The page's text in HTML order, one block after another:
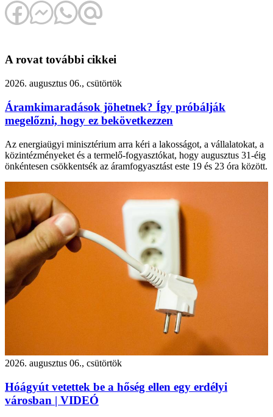
A rovat további cikkei
2026. augusztus 06., csütörtök
Áramkimaradások jöhetnek? Így próbálják
megelőzni, hogy ez bekövetkezzen
Az energiaügyi minisztérium arra kéri a lakosságot, a vállalatokat, a
közintézményeket és a termelő-fogyasztókat, hogy augusztus 31-éig
önkéntesen csökkentsék az áramfogyasztást este 19 és 23 óra között.
2026. augusztus 06., csütörtök
Hóágyút vetettek be a hőség ellen egy erdélyi
városban | VIDEÓ